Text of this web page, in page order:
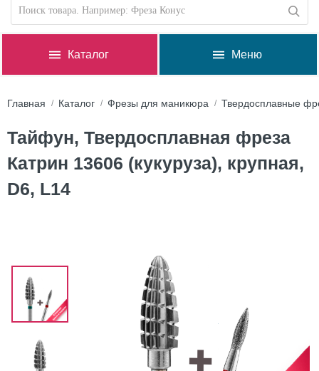
Каталог Меню
Главная Каталог Фрезы для маникюра Твердосплавные
Тайфун, Твердосплавная фреза
Катрин 13606 (кукуруза), крупная,
D6, L14